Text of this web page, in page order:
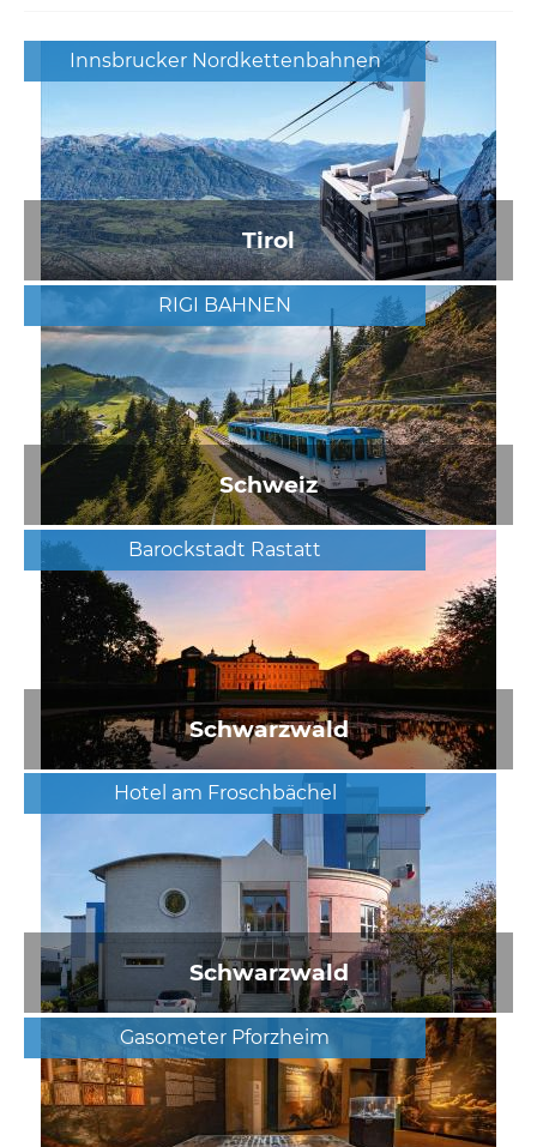
Innsbrucker Nordkettenbahnen
Tirol
RIGI BAHNEN
Schweiz
Barockstadt Rastatt
Schwarzwald
Hotel am Froschbächel
Schwarzwald
Gasometer Pforzheim